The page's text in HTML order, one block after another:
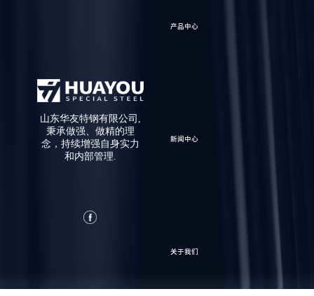
山东华友特钢有限公司,
秉承做强、做精的理
念，持续增强自身实力
和内部管理.
产品中心
新闻中心
关于我们